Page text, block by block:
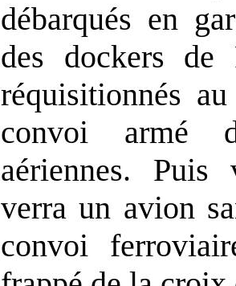
débarqués en
des dockers de
réquisitionnés
convoi armé
aériennes.
verra un avion
convoi